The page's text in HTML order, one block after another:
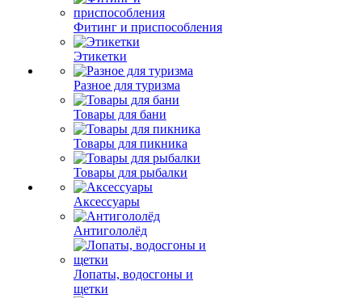
Фитинг и приспособления
Этикетки
Разное для туризма
Товары для бани
Товары для пикника
Товары для рыбалки
Аксессуары
Антигололёд
Лопаты, водосгоны и
щетки